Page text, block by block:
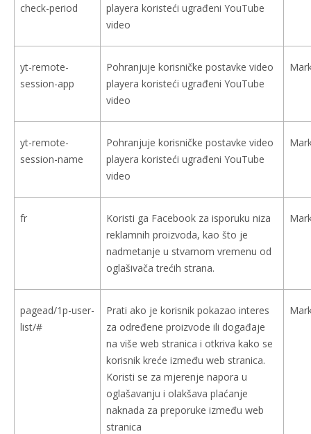
check-period
playera koristeći ugrađeni YouTube
video
yt-remote-
session-app
Pohranjuje korisničke postavke video
playera koristeći ugrađeni YouTube
video
yt-remote-
session-name
Pohranjuje korisničke postavke video
playera koristeći ugrađeni YouTube
video
fr
Koristi ga Facebook za isporuku niza
reklamnih proizvoda, kao što je
nadmetanje u stvarnom vremenu od
oglašivača trećih strana.
pagead/1p-user-
list/#
Prati ako je korisnik pokazao interes
za određene proizvode ili događaje
na više web stranica i otkriva kako se
korisnik kreće između web stranica.
Koristi se za mjerenje napora u
oglašavanju i olakšava plaćanje
naknada za preporuke između web
stranica